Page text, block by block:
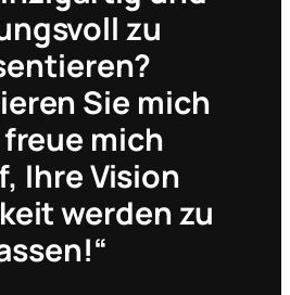
zu
Sie mich
mich
Ihre Vision
werden zu